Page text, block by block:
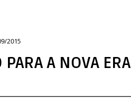
2015
A NOVA ERA